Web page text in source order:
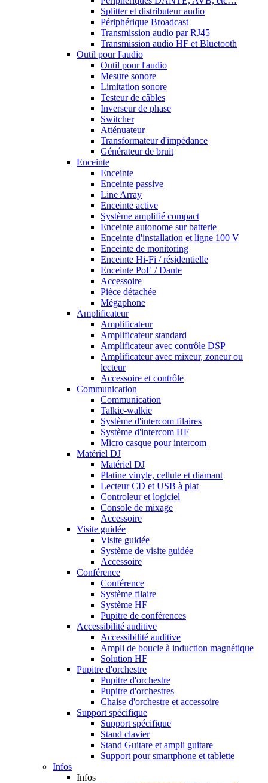
Splitter et distributeur audio
Périphérique Broadcast
Transmission audio par RJ45
Transmission audio HF et Bluetooth
Outil pour l'audio
Outil pour l'audio
Mesure sonore
Limitation sonore
Testeur de câbles
Inverseur de phase
Switcher
Atténuateur
Transformateur d'impédance
Générateur de bruit
Enceinte
Enceinte
Enceinte passive
Line Array
Enceinte active
Système amplifié compact
Enceinte autonome sur batterie
Enceinte d'installation et ligne 100 V
Enceinte de monitoring
Enceinte Hi-Fi / résidentielle
Enceinte PoE / Dante
Accessoire
Pièce détachée
Mégaphone
Amplificateur
Amplificateur
Amplificateur standard
Amplificateur avec contrôle DSP
Amplificateur avec mixeur, zoneur ou
lecteur
Accessoire et contrôle
Communication
Communication
Talkie-walkie
Système d'intercom filaires
Système d'intercom HF
Micro casque pour intercom
Matériel DJ
Matériel DJ
Platine vinyle, cellule et diamant
Lecteur CD et USB à plat
Controleur et logiciel
Console de mixage
Accessoire
Visite guidée
Visite guidée
Système de visite guidée
Accessoire
Conférence
Conférence
Système filaire
Système HF
Pupitre de conférences
Accessibilité auditive
Accessibilité auditive
Ampli de boucle à induction magnétique
Solution HF
Pupitre d'orchestre
Pupitre d'orchestre
Pupitre d'orchestres
Chaise d'orchestre et accessoire
Support spécifique
Support spécifique
Stand clavier
Stand Guitare et ampli guitare
Support pour smartphone et tablette
Infos
Infos